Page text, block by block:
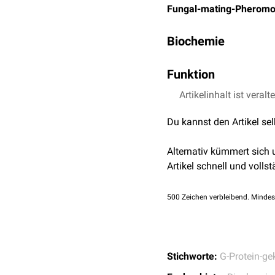
Fungal-mating-
Biochemie
Paarungsfaktoren
enthält hohe Anteile an
Ste3
Funktion
Der Paarungsprozess
Ste3 und aktivieren
zu einem polarisierten
Artikelinhalt ist
Du kannst den Artikel
Alternativ kümmert sich
Artikel schnell und
500 Zeichen verbleibend.
Stichworte: G-Protein-